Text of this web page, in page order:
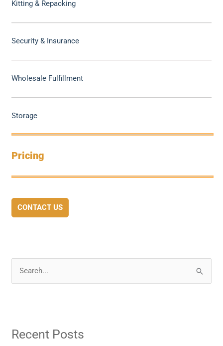
Kitting & Repacking
Security & Insurance
Wholesale Fulfillment
Storage
Pricing
CONTACT US
c
Recent Posts